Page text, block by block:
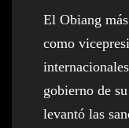
El Obiang
como
gobierno de
levantó las